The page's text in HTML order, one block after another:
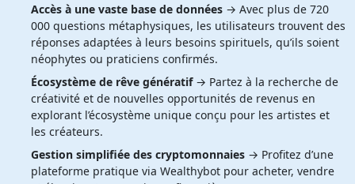
Accès à une vaste base de données→ Avec plus de 720
000 questions métaphysiques, les utilisateurs trouvent des
réponses adaptées à leurs besoins spirituels, qu’ils soient
néophytes ou praticiens confirmés.
Écosystème de rêve génératif→ Partez à la recherche de
créativité et de nouvelles opportunités de revenus en
explorant l’écosystème unique conçu pour les artistes et
les créateurs.
Gestion simplifiée des cryptomonnaies→ Profitez d’une
plateforme pratique via Wealthybot pour acheter, vendre